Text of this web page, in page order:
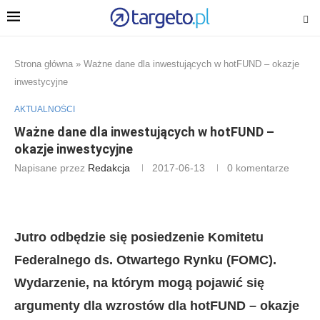
Strona główna » Ważne dane dla inwestujących w hotFUND – okazje
inwestycyjne
AKTUALNOŚCI
Ważne dane dla inwestujących w hotFUND –
okazje inwestycyjne
Napisane przez Redakcja 2017-06-13 0 komentarze
Jutro odbędzie się posiedzenie Komitetu
Federalnego ds. Otwartego Rynku (FOMC).
Wydarzenie, na którym mogą pojawić się
argumenty dla wzrostów dla hotFUND – okazje